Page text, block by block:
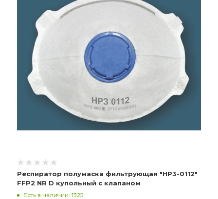
Респиратор полумаска фильтрующая "НР3-0112"
FFP2 NR D купольный с клапаном
Есть в наличии: 1325